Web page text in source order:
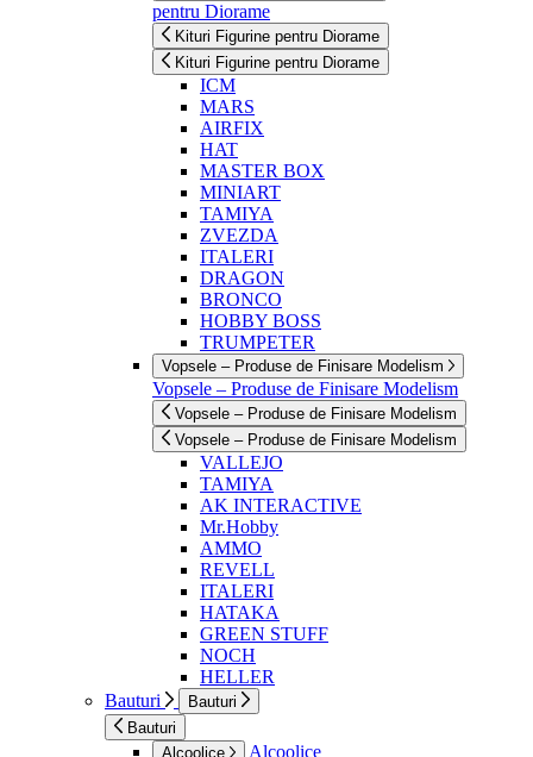
pentru Diorame
Kituri Figurine pentru Diorame
Kituri Figurine pentru Diorame
ICM
MARS
AIRFIX
HAT
MASTER BOX
MINIART
TAMIYA
ZVEZDA
ITALERI
DRAGON
BRONCO
HOBBY BOSS
TRUMPETER
Vopsele – Produse de Finisare Modelism
Vopsele – Produse de Finisare Modelism
Vopsele – Produse de Finisare Modelism
Vopsele – Produse de Finisare Modelism
VALLEJO
TAMIYA
AK INTERACTIVE
Mr.Hobby
AMMO
REVELL
ITALERI
HATAKA
GREEN STUFF
NOCH
HELLER
Bauturi
Bauturi
Bauturi
Alcoolice
Alcoolice